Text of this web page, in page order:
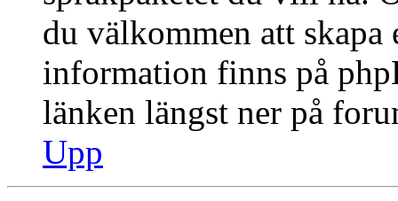
du välkommen att
information finns på
länken längst ner på
Upp